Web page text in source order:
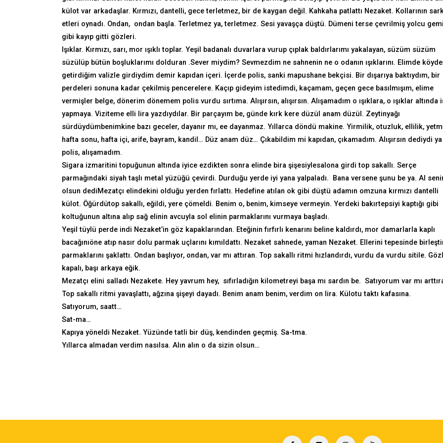
külot var arkadaşlar. Kırmızı, dantelli, gece terletmez, bir de kaygan değil. Kahkaha patlattı Nezaket. Kollarının
etleri oynadı. Ondan, ondan başla. Terletmez ya, terletmez. Sesi yavaşça düştü. Dümeni terse çevrilmiş yolcu
gibi kayıp gitti gözleri.
Işıklar. Kırmızı, sarı, mor ışıklı toplar. Yeşil badanalı duvarlara vurup çıplak baldırlarımı yakalayan, süzüm süzüm
süzülüp bütün boşluklarımı dolduran .Sever miydim? Sevmezdim ne sahnenin ne o odanın ışıklarını. Elimde
getirdiğim valizle girdiydim demir kapıdan içeri. İçerde polis, sanki mapushane bekçisi. Bir dışarıya baktıydım, bir
perdeleri sonuna kadar çekilmiş pencerelere. Kaçıp gideyim istedimdi, kaçamam, geçen gece basılmışım, elime
vermişler belge, dönerim dönemem polis vurdu sırtıma. Alışırsın, alışırsın. Alışamadım o ışıklara, o ışıklar altında
yapmaya. Viziteme elli lira yazdıydılar. Bir parçayım be, günde kırk kere düzül anam düzül. Zeytinyağı
sürdüydümbenimkine bazı geceler, dayanır mı, ee dayanmaz. Yıllarca döndü makine. Yirmilik, otuzluk, ellilik,
hafta sonu, hafta içi, arife, bayram, kandil… Düz anam düz… Çıkabildim mi kapıdan, çıkamadım. Alışırsın dediydi ya
polis, alışamadım.
Sigara izmaritini topuğunun altında iyice ezdikten sonra elinde bira şişesiylesalona girdi top sakallı. Serçe
parmağındaki siyah taşlı metal yüzüğü çevirdi. Durduğu yerde iyi yana yalpaladı. Bana versene şunu be ya. Al
olsun dediMezatçı elindekini olduğu yerden fırlattı. Hedefine atılan ok gibi düştü adamın omzuna kırmızı dantelli
külot. Öğürdütop sakallı, eğildi, yere çömeldi. Benim o, benim, kimseye vermeyin. Yerdeki bakırtepsiyi kaptığı gibi
koltuğunun altına alıp sağ elinin avcuyla sol elinin parmaklarını vurmaya başladı.
Yeşil tüylü perde indi Nezaket’in göz kapaklarından. Eteğinin fırfırlı kenarını beline kaldırdı, mor damarlarla kaplı
bacağınıöne atıp nasır dolu parmak uçlarını kımıldattı. Nezaket sahnede, yaman Nezaket. Ellerini tepesinde
parmaklarını şaklattı. Ondan başlıyor, ondan, var mı attıran. Top sakallı ritmi hızlandırdı, vurdu da vurdu sitile.
kapalı, başı arkaya eğik.
Mezatçı elini salladı Nezakete. Hey yavrum hey, sıfırladığın kilometreyi başa mı sardın be. Satıyorum var mı
Top sakallı ritmi yavaşlattı, ağzına şişeyi dayadı. Benim anam benim, verdim on lira. Külotu taktı kafasına.
Satıyorum, saatt…
Sat-ma…
Kapıya yöneldi Nezaket. Yüzünde tatli bir düş, kendinden geçmiş. Sa-tma.
Yıllarca almadan verdim nasılsa. Alın alın o da sizin olsun…